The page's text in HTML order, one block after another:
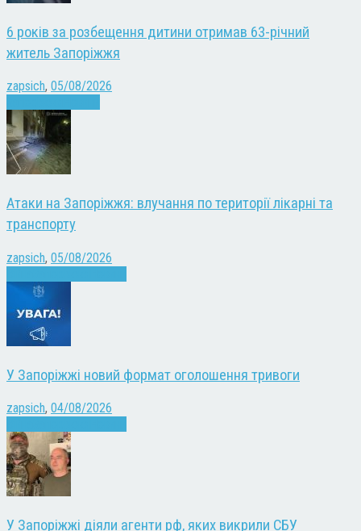
6 років за розбещення дитини отримав 63-річний
житель Запоріжжя
zapsich, 05/08/2026
Атаки на Запоріжжя: влучання по території лікарні та
транспорту
zapsich, 05/08/2026
У Запоріжжі новий формат оголошення тривоги
zapsich, 04/08/2026
У Запоріжжі діяли агенти рф, яких викрили СБУ